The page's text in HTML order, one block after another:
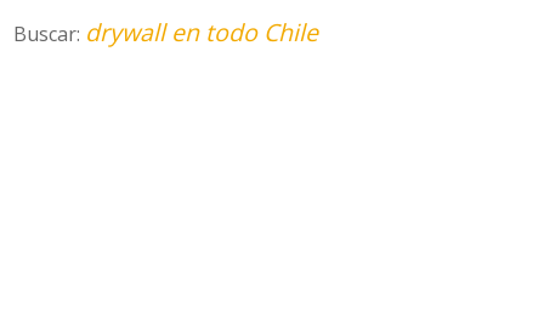
Buscar: drywall en todo Chile